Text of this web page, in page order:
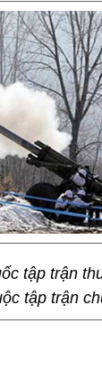
tập trận
tập trận